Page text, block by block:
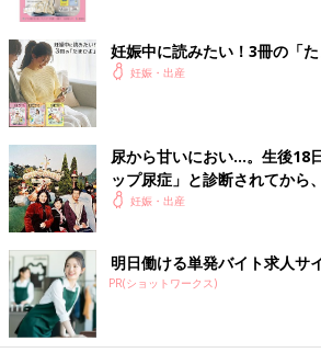
妊娠中に読みたい！3冊の「た
妊娠・出産
尿から甘いにおい…。生後18
ップ尿症」と診断されてから
日々を振り返って【体験談】
妊娠・出産
明日働ける単発バイト求人サ
PR(ショットワークス)